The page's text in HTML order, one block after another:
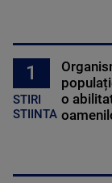
1
STIRI
STIINTA
o